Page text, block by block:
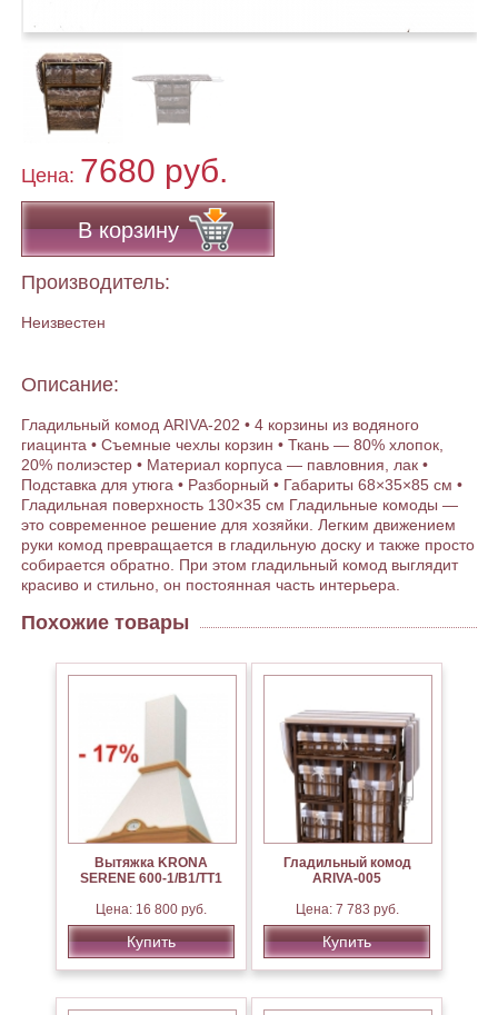
Цена: 7680 руб.
В корзину
Производитель:
Неизвестен
Описание:
Гладильный комод ARIVA-202 • 4 корзины из водяного
гиацинта • Съемные чехлы корзин • Ткань — 80% хлопок,
20% полиэстер • Материал корпуса — павловния, лак •
Подставка для утюга • Разборный • Габариты 68×35×85 см •
Гладильная поверхность 130×35 см Гладильные комоды —
это современное решение для хозяйки. Легким движением
руки комод превращается в гладильную доску и также просто
собирается обратно. При этом гладильный комод выглядит
красиво и стильно, он постоянная часть интерьера.
Похожие товары
Вытяжка KRONA
SERENE 600-1/B1/TT1
Цена: 16 800 руб.
Купить
Гладильный комод
ARIVA-005
Цена: 7 783 руб.
Купить